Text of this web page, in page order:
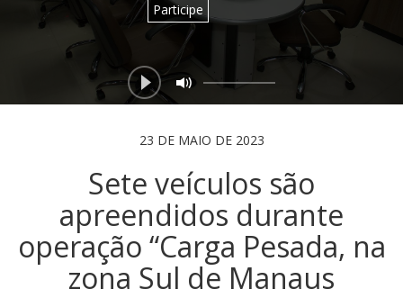
Participe
23 DE MAIO DE 2023
Sete veículos são
apreendidos durante
operação “Carga Pesada, na
zona Sul de Manaus